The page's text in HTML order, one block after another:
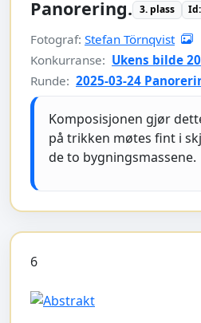
Panorering. 3. plass
Fotograf: Stefan Törnqvist
Konkurranse: Ukens bilde
Runde: 2025-03-24
Komposisjonen gjør
på trikken møtes fint i
de to bygningsmassene.
6